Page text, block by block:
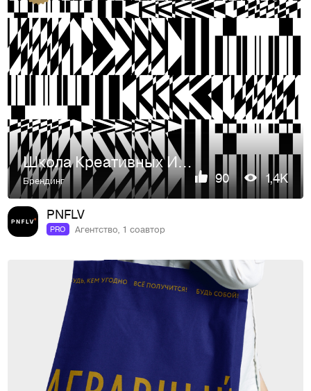
Школа Креативных Индустрий СКФУ - брендинг
Брендинг 90 1,4K
PNFLV
PRO Агентство, 1 соавтор